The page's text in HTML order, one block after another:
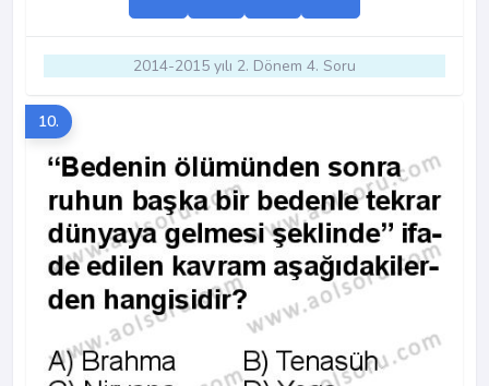
2014-2015 yılı 2. Dönem 4. Soru
10.